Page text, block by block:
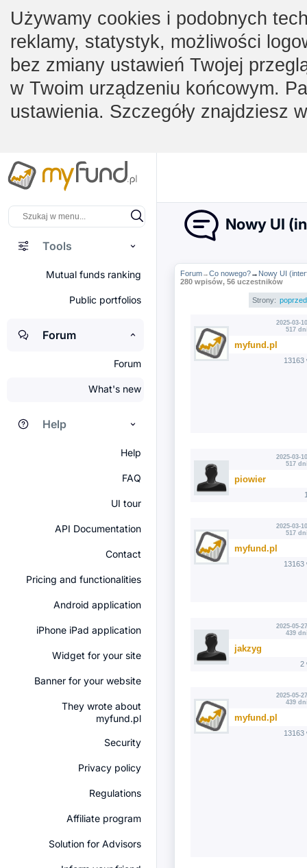
Używamy cookies i podobnych
reklamy, statystyk, możliwości
bez zmiany ustawień Twojej
w Twoim urządzeniu końcowym.
ustawienia. Szczegóły znajdziesz
Tools
Mutual funds ranking
Public portfolios
Forum
Forum
What's new
Help
Help
FAQ
UI tour
API Documentation
Contact
Pricing and functionalities
Android application
iPhone iPad application
Widget for your site
Banner for your website
They wrote about
myfund.pl
Security
Privacy policy
Regulations
Affiliate program
Solution for Advisors
Nowy UI
Forum→Co nowego?→ Nowy UI
280 wpisów, 56 uczestników
Strony:
2025-03-
517
myfund.pl
13163
2025-03-
517
piowier
2025-03-
517
myfund.pl
13163
2025-05-
439
jakzyg
2
2025-05-
439
myfund.pl
13163